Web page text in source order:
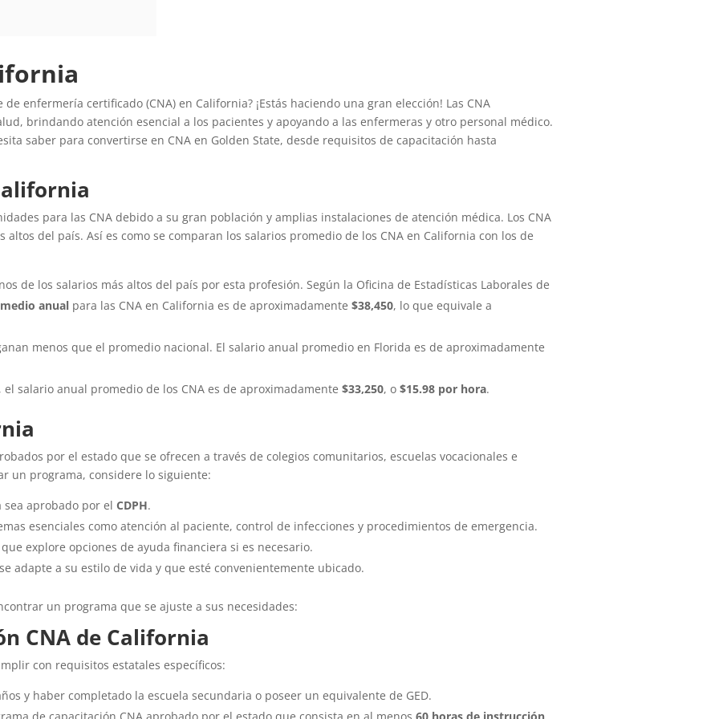
enfermería certificado (CNA) en California? ¡Estás haciendo una gran elección! Las CNA
brindando atención esencial a los pacientes y apoyando a las enfermeras y otro personal médico.
saber para convertirse en CNA en Golden State, desde requisitos de capacitación hasta
para las CNA debido a su gran población y amplias instalaciones de atención médica. Los CNA
del país. Así es como se comparan los salarios promedio de los CNA en California con los de
de los salarios más altos del país por esta profesión. Según la Oficina de Estadísticas Laborales de
anual para las CNA en California es de aproximadamente$38,450, lo que equivale a
menos que el promedio nacional. El salario anual promedio en Florida es de aproximadamente
el salario anual promedio de los CNA es de aproximadamente$33,250, o$15.98 por hora.
por el estado que se ofrecen a través de colegios comunitarios, escuelas vocacionales e
un programa, considere lo siguiente:
sea aprobado por elCDPH.
esenciales como atención al paciente, control de infecciones y procedimientos de emergencia.
explore opciones de ayuda financiera si es necesario.
adapte a su estilo de vida y que esté convenientemente ubicado.
un programa que se ajuste a sus necesidades:
CNA de California
con requisitos estatales específicos:
y haber completado la escuela secundaria o poseer un equivalente de GED.